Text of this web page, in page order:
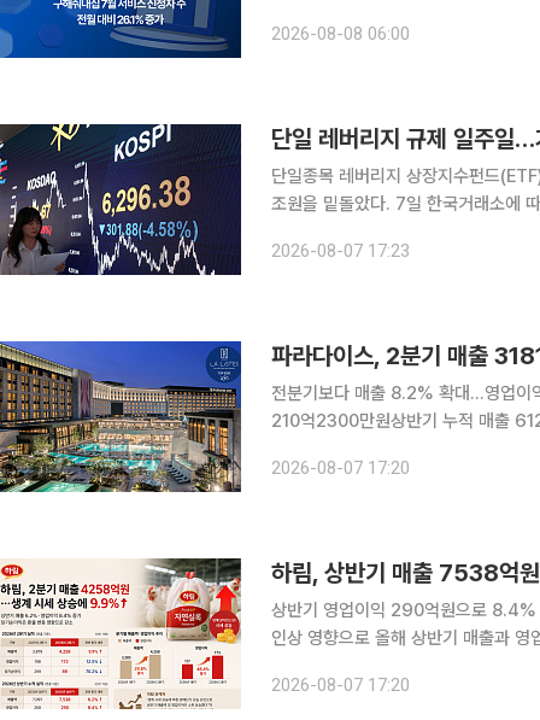
중개에 일대일 코칭을 결합한 뒤 서비
2026-08-08 06:00
단일 레버리지 규제 일주일
단일종목 레버리지 상장지수펀드
조원을 밑돌았다. 7일 한국거래소에 따르면 이날 단일종목 레버리지·인버스 ETF 16종의 총 거래대
일부터 개인 일반투자자의 기본예탁
2026-08-07 17:23
파라다이스, 2분기 매출
전분기보다 매출 8.2% 확대…영업
210억2300만원상반기 누적 매출 6120억
했지만, 매출과 세전이익·당기순이익
2026-08-07 17:20
하림, 상반기 매출 7538억
상반기 영업이익 290억원으로 8.4% 증가 하림이 생계(살아있는 닭) 시세 상승에
인상 영향으로 올해 상반기 매출과 영업이익이 증가했다. 7일 금
173억원으로 같은 기간 12.5% 감소
2026-08-07 17:20